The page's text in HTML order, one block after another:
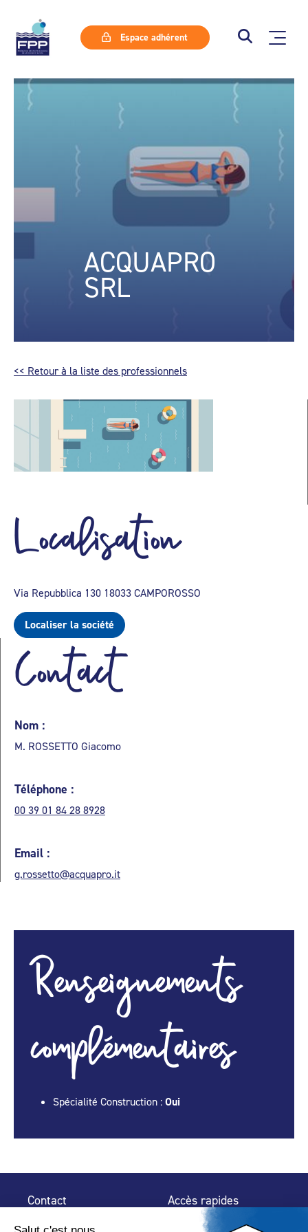
Espace adhérent
ACQUAPRO
SRL
<< Retour à la liste des professionnels
Localisation
Via Repubblica 130 18033 CAMPOROSSO
Localiser la société
Contact
Nom :
M. ROSSETTO Giacomo
Téléphone :
00 39 01 84 28 8928
Email :
g.rossetto@acquapro.it
Renseignements
complémentaires
Spécialité Construction : Oui
Contact
32 rue de Mogador
Accès rapides
Espace Presse